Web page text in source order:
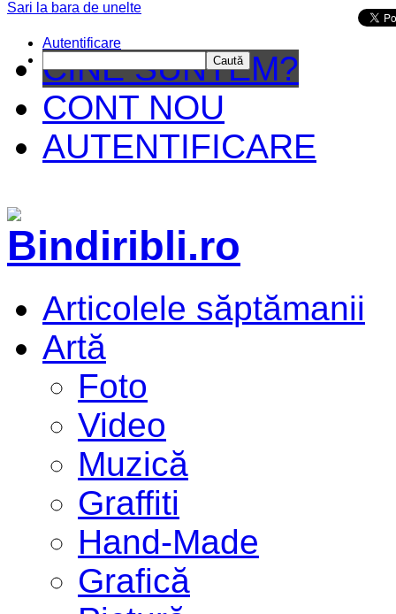
CINE SUNTEM?
CONT NOU
AUTENTIFICARE
Articolele săptămanii
Artă
Foto
Video
Muzică
Graffiti
Hand-Made
Grafică
Sari la bara de unelte
Autentificare
Caută